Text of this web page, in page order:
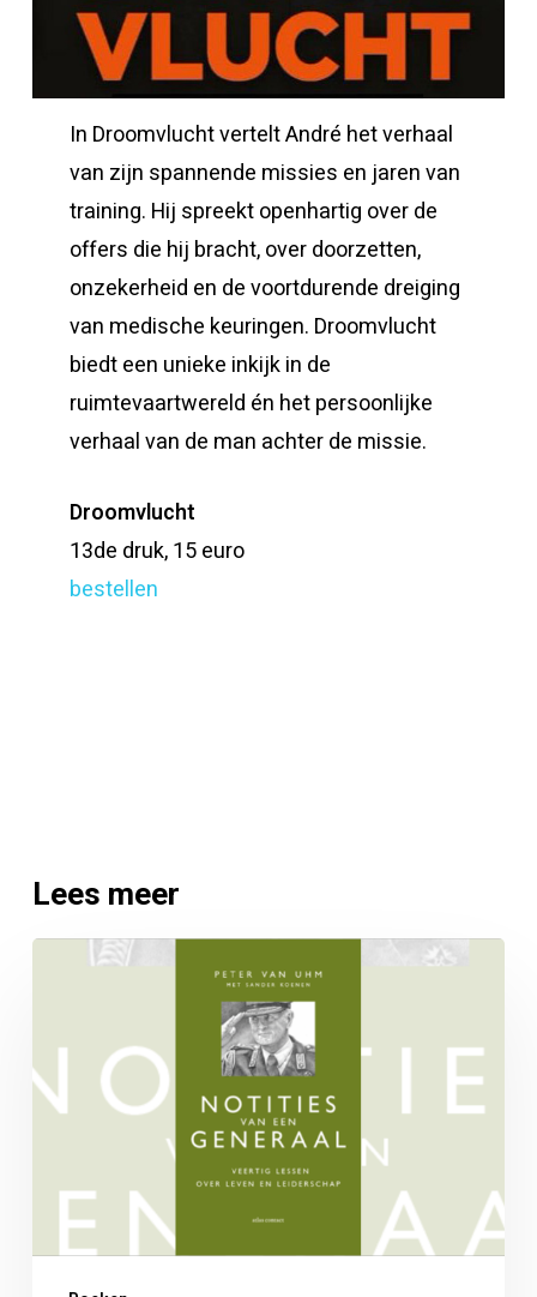
In Droomvlucht vertelt André het verhaal
van zijn spannende missies en jaren van
training. Hij spreekt openhartig over de
offers die hij bracht, over doorzetten,
onzekerheid en de voortdurende dreiging
van medische keuringen. Droomvlucht
biedt een unieke inkijk in de
ruimtevaartwereld én het persoonlijke
verhaal van de man achter de missie.
Droomvlucht
13de druk, 15 euro
bestellen
Lees meer
Notities
generaal